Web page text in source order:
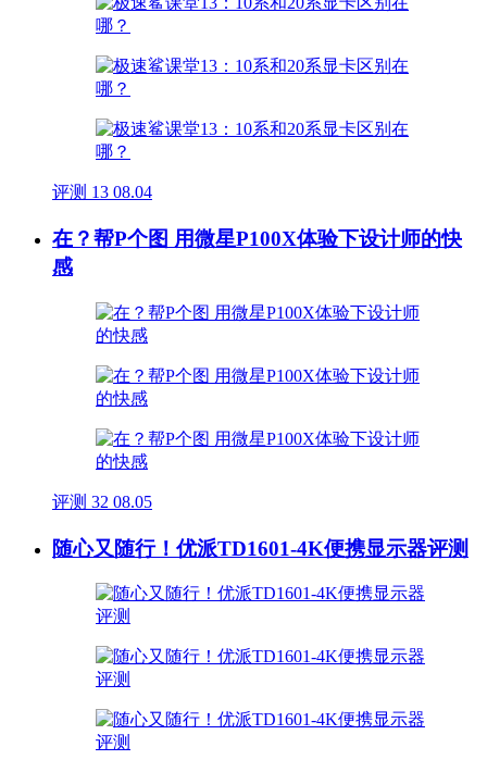
评测 13 08.04
在？帮P个图 用微星P100X体验下设计师的快
感
评测 32 08.05
随心又随行！优派TD1601-4K便携显示器评测